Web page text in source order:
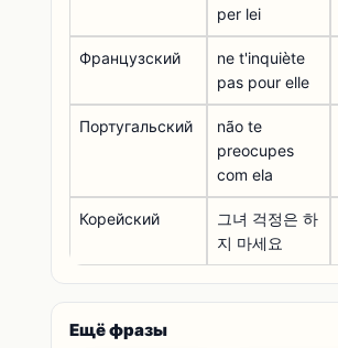
per lei
Французский
ne t'inquiète
pas pour elle
Португальский
não te
preocupes
com ela
Корейский
그녀 걱정은 하
지 마세요
Ещё фразы